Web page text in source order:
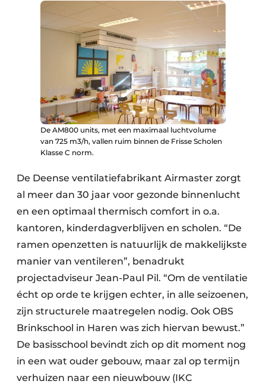
De AM800 units, met een maximaal luchtvolume
van 725 m3/h, vallen ruim binnen de Frisse Scholen
Klasse C norm.
De Deense ventilatiefabrikant Airmaster zorgt
al meer dan 30 jaar voor gezonde binnenlucht
en een optimaal thermisch comfort in o.a.
kantoren, kinderdagverblijven en scholen. “De
ramen openzetten is natuurlijk de makkelijkste
manier van ventileren”, benadrukt
projectadviseur Jean-Paul Pil. “Om de ventilatie
écht op orde te krijgen echter, in alle seizoenen,
zijn structurele maatregelen nodig. Ook OBS
Brinkschool in Haren was zich hiervan bewust.”
De basisschool bevindt zich op dit moment nog
in een wat ouder gebouw, maar zal op termijn
verhuizen naar een nieuwbouw (IKC